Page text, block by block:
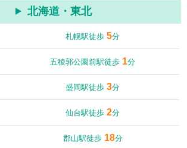
北海道・東北
札幌駅徒歩5分
五稜郭公園前駅徒歩 1分
盛岡駅徒歩3分
仙台駅徒歩2分
郡山駅徒歩 18分